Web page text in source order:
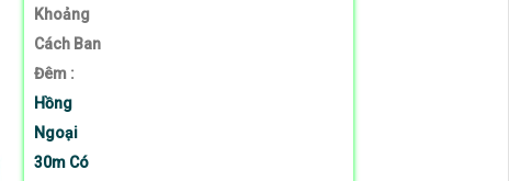
Khoảng
Cách Ban
Đêm :
Hồng
Ngoại
30m Có